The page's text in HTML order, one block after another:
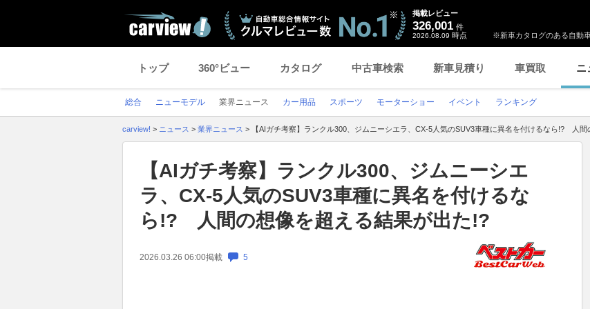
※新車カタログのある自動
掲載レビュー
326,001 件
2026.08.09 時点
トップ 360°ビュー カタログ 中古車検索 新車見積り 車買取 ニ
総合 ニューモデル 業界ニュース カー用品 スポーツ モーターショー イベント ランキング
carview! > ニュース > 業界ニュース > 【AIガチ考察】ランクル300、ジムニーシエラ、CX-5人気のSUV3車種に異名を付けるなら!? 人
【AIガチ考察】ランクル300、ジムニーシエ
ラ、CX-5人気のSUV3車種に異名を付けるな
ら!? 人間の想像を超える結果が出た!?
2026.03.26 06:00掲載 5